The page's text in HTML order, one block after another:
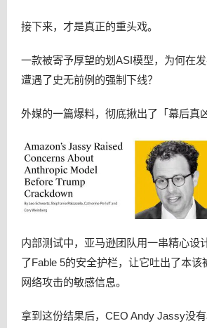
接下来，才是真正的重头戏。
一款被寄予厚望的划ASI模型，为何在
遭遇了史无前例的强制下线？
外媒的一篇爆料，彻底揪出了「幕后真
内部测试中，亚马逊团队用一串精心设
了Fable 5的安全护栏，让它吐出了本该
网络攻击的敏感信息。
拿到这份结果后，CEO Andy Jassy没